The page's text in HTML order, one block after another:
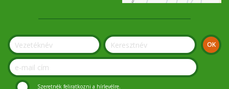
Szeretnék feliratkozni a hírlevélre.